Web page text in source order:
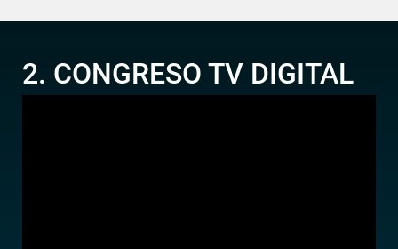
2. CONGRESO TV DIGITAL